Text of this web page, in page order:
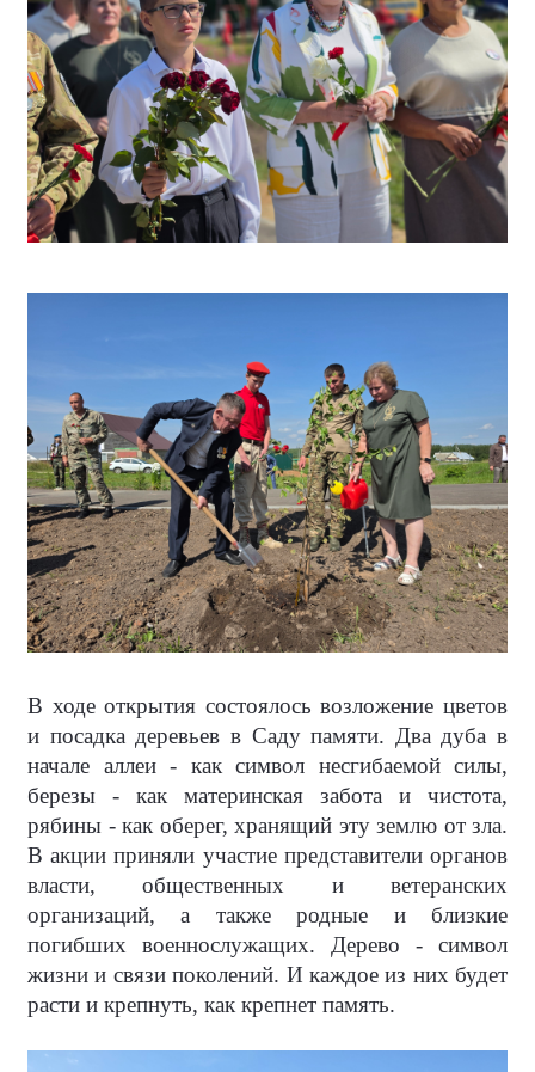
В ходе открытия состоялось возложение цветов
и посадка деревьев в Саду памяти. Два дуба в
начале аллеи - как символ несгибаемой силы,
березы - как материнская забота и чистота,
рябины - как оберег, хранящий эту землю от зла.
В акции приняли участие представители органов
власти, общественных и ветеранских
организаций, а также родные и близкие
погибших военнослужащих. Дерево - символ
жизни и связи поколений. И каждое из них будет
расти и крепнуть, как крепнет память.